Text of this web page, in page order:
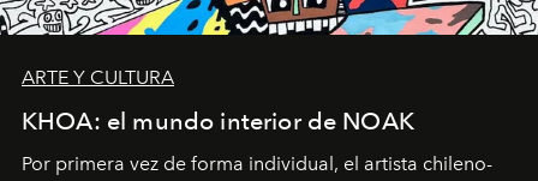
ARTE Y CULTURA
KHOA: el mundo interior de NOAK
Por primera vez de forma individual, el artista chileno-